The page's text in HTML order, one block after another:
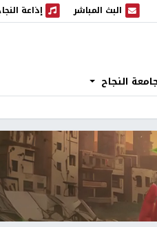
البث المباشر
البث المباشر إذاعة
إذاعة النجاح
النجاح